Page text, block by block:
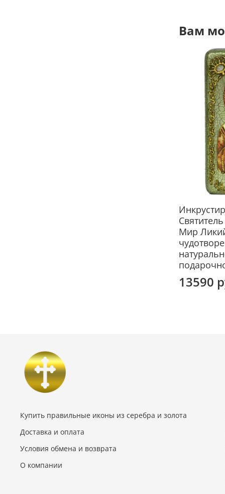
Вам
Мир
13590
Купить правильные иконы из серебра и золота
Доставка и оплата
Условия обмена и возврата
О компании